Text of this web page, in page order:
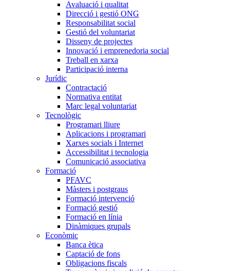
Avaluació i qualitat
Direcció i gestió ONG
Responsabilitat social
Gestió del voluntariat
Disseny de projectes
Innovació i emprenedoria social
Treball en xarxa
Participació interna
Jurídic
Contractació
Normativa entitat
Marc legal voluntariat
Tecnològic
Programari lliure
Aplicacions i programari
Xarxes socials i Internet
Accessibilitat i tecnologia
Comunicació associativa
Formació
PFAVC
Màsters i postgraus
Formació intervenció
Formació gestió
Formació en línia
Dinàmiques grupals
Econòmic
Banca ètica
Captació de fons
Obligacions fiscals